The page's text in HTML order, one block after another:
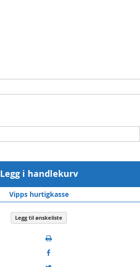
Legg i handlekurv
Vipps hurtigkasse
Legg til ønskeliste